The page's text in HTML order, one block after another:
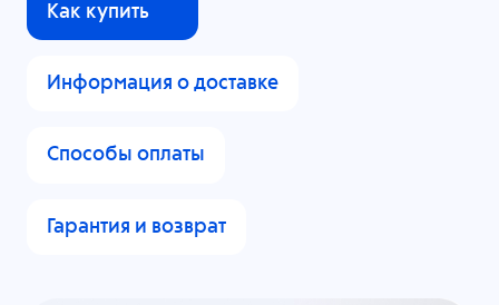
Как купить
Информация о доставке
Способы оплаты
Гарантия и возврат